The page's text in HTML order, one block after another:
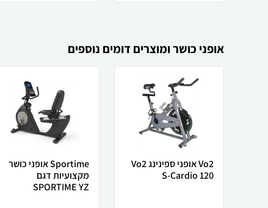
אופני כושר ומוצרים דומים נוספים
Vo2 אופני ספינינג Vo2
S-Cardio 120
Sportime אופני כושר
מקצועיות דגם
SPORTIME YZ